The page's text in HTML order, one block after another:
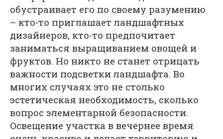
обустраивает его по своему разумению
– кто-то приглашает ландшафтных
дизайнеров, кто-то предпочитает
заниматься выращиванием овощей и
фруктов. Но никто не станет отрицать
важности подсветки ландшафта. Во
многих случаях это не столько
эстетическая необходимость, сколько
вопрос элементарной безопасности.
Освещение участка в вечернее время